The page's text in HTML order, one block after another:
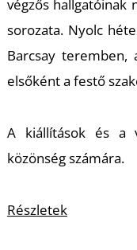
végzős hallgatóinak
sorozata. Nyolc
Barcsay teremben,
elsőként a festő
A kiállítások és a
közönség számára.
Részletek